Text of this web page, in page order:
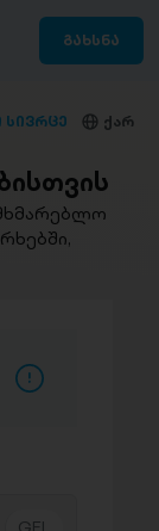
გახსნა
სივრცე ქარ